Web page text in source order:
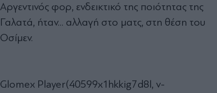
Αργεντινός φορ, ενδεικτικό της ποιότητας της
Γαλατά, ήταν... αλλαγή στο ματς, στη θέση του
Οσίμεν.
Glomex Player(40599x1hkkig7d8l, v-